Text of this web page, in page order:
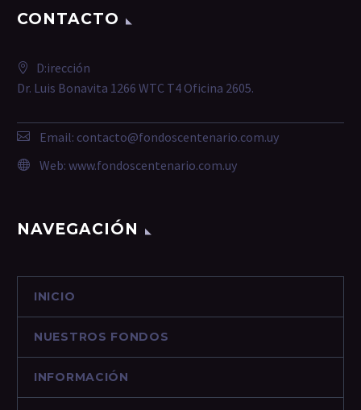
CONTACTO
D:irección
Dr. Luis Bonavita 1266 WTC T4 Oficina 2605.
Email: contacto@fondoscentenario.com.uy
Web: www.fondoscentenario.com.uy
NAVEGACIÓN
INICIO
NUESTROS FONDOS
INFORMACIÓN